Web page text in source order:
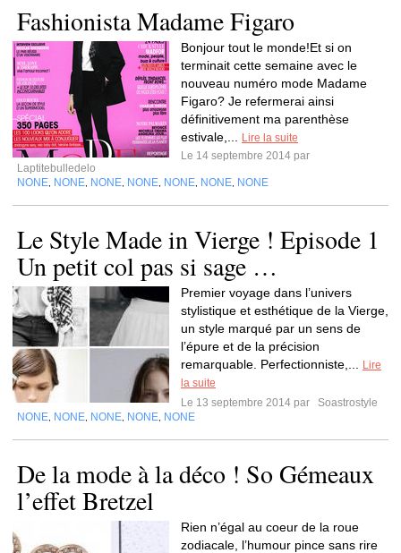
Fashionista Madame Figaro
Bonjour tout le monde!Et si on
terminait cette semaine avec le
nouveau numéro mode Madame
Figaro? Je refermerai ainsi
définitivement ma parenthèse
estivale,...
Lire la suite
Le 14 septembre 2014 par
Laptitebulledelo
NONE NONE NONE NONE NONE NONE NONE
Le Style Made in Vierge ! Episode 1
Un petit col pas si sage …
Premier voyage dans l’univers
stylistique et esthétique de la Vierge,
un style marqué par un sens de
l’épure et de la précision
remarquable. Perfectionniste,...
Lire
la suite
Le 13 septembre 2014 par
Soastrostyle
NONE NONE NONE NONE NONE
De la mode à la déco ! So Gémeaux
l’effet Bretzel
Rien n’égal au coeur de la roue
zodiacale, l’humour pince sans rire